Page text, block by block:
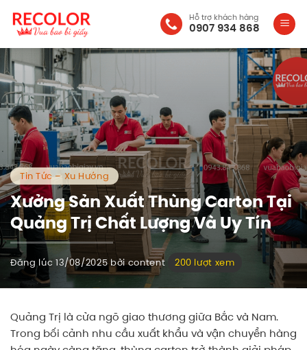
Bỏ
qua
dung
Hỗ trợ khách hàng
0907 934 868
Tin Tức – Xu Hướng
Xưởng Sản Xuất Thùng Carton Tại
Quảng Trị Chất Lượng Và Uy Tín
Đăng lúc 13/08/2025 bởicontent 200 lượt xem
Quảng Trị là cửa ngõ giao thương giữa Bắc và Nam.
Trong bối cảnh nhu cầu xuất khẩu và vận chuyển hàng